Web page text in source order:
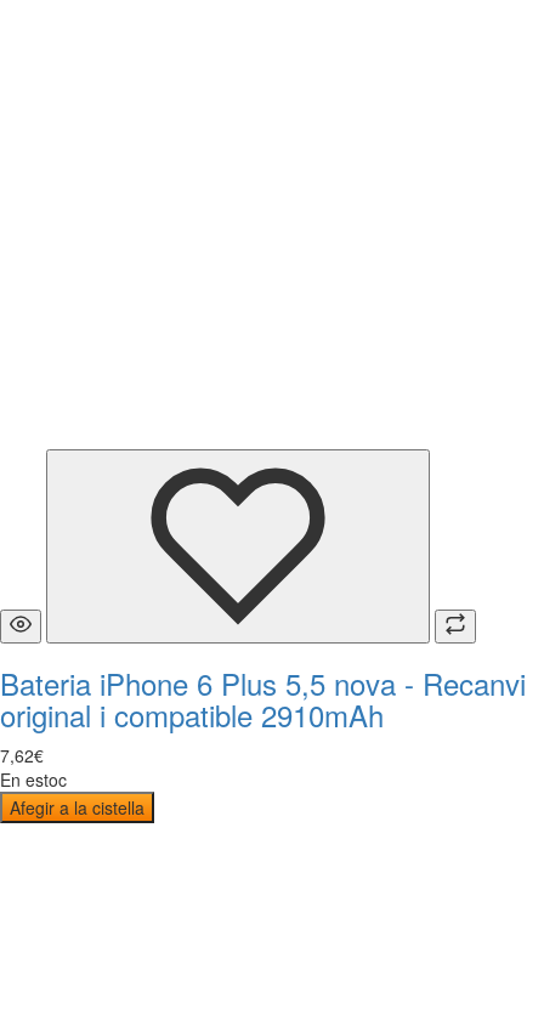
Bateria iPhone 6 Plus 5,5 nova - Recanvi
original i compatible 2910mAh
7,62€
En estoc
Afegir a la cistella